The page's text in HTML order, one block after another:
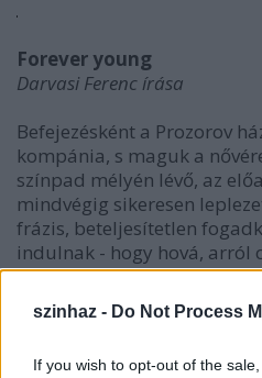
szinhaz - Do Not Process
If you wish to opt-out of the
Forever young
Darvasi Ferenc írása
Befejezésként a Prozorov
kompánia, s maguk a
színpad mélyén lévő, az
mindvégig sikeresen
frázis, beteljesítetlen
indulnak - hogy hová, arról
Moszkva és az örök
számításba jöhetnek.
immáron teljhatalmú ura